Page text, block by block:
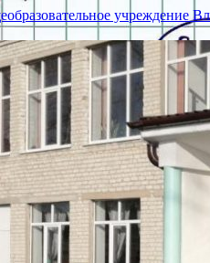
учреждение